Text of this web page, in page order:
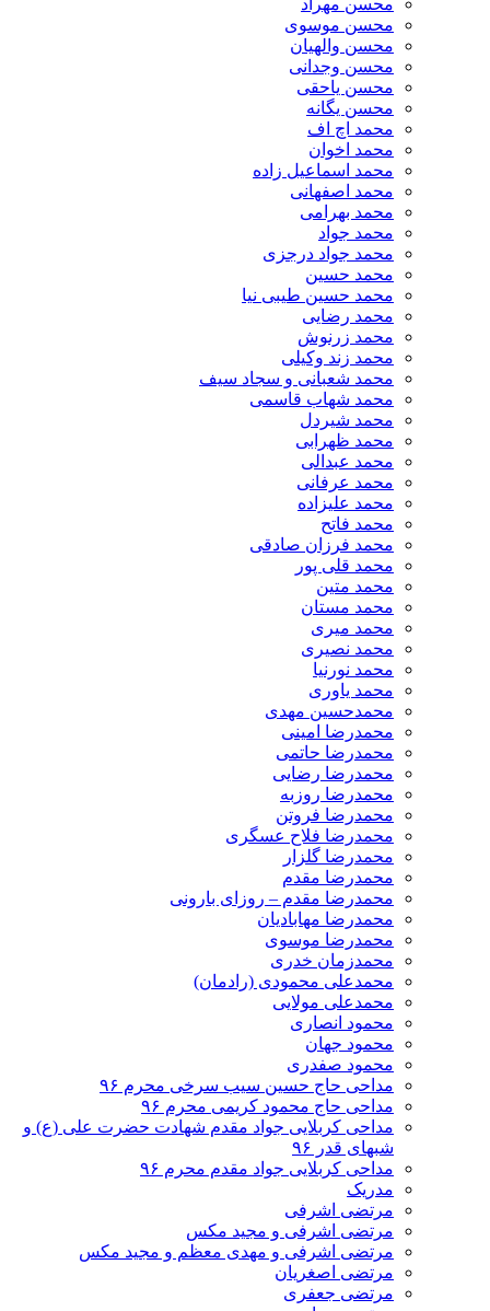
محسن موسوی
محسن والهیان
محسن وجدانی
محسن یاحقی
محسن یگانه
محمد اچ اف
محمد اخوان
محمد اسماعیل زاده
محمد اصفهانی
محمد بهرامی
محمد جواد
محمد جواد درجزی
محمد حسین
محمد حسین طیبی نیا
محمد رضایی
محمد زرنوش
محمد زند وکیلی
محمد شعبانی و سجاد سیف
محمد شهاب قاسمی
​محمد شیردل
محمد ظهرابی
محمد عبدالی
محمد عرفانی
محمد علیزاده
محمد فاتح
محمد فرزان صادقی
محمد قلی پور
محمد متین
محمد مستان
محمد میری
محمد نصیری
محمد نورنیا
محمد یاوری
محمدحسین مهدی
محمدرضا امینی
محمدرضا حاتمی
محمدرضا رضایی
محمدرضا روزبه
محمدرضا فروتن
محمدرضا فلاح عسگری
محمدرضا گلزار
محمدرضا مقدم
محمدرضا مقدم – روزای بارونی
محمدرضا مهابادیان
محمدرضا موسوی
محمدزمان خدری
محمدعلی محمودی (رادمان)
محمدعلی مولایی
محمود انصاری
محمود جهان
محمود صفدری
مداحی حاج حسین سیب سرخی محرم ۹۶
مداحی حاج محمود کریمی محرم ۹۶
مداحی کربلایی جواد مقدم شهادت حضرت علی (ع) و
شبهای قدر ۹۶
مداحی کربلایی جواد مقدم محرم ۹۶
مدریک
مرتضی اشرفی
مرتضی اشرفی و مجید مکس
مرتضی اشرفی و مهدی معظم و مجید مکس
مرتضی اصغریان
مرتضی جعفری